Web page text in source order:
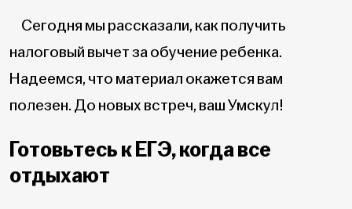
Сегодня мы рассказали, как получить
налоговый вычет за обучение ребенка.
Надеемся, что материал окажется вам
полезен. До новых встреч, ваш Умскул!
Готовьтесь к ЕГЭ, когда все
отдыхают